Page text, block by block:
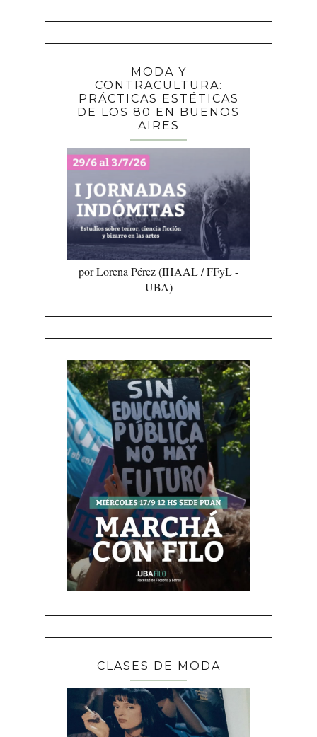
MODA Y
CONTRACULTURA:
PRÁCTICAS ESTÉTICAS
DE LOS 80 EN BUENOS
AIRES
por Lorena Pérez (IHAAL / FFyL -
UBA)
CLASES DE MODA